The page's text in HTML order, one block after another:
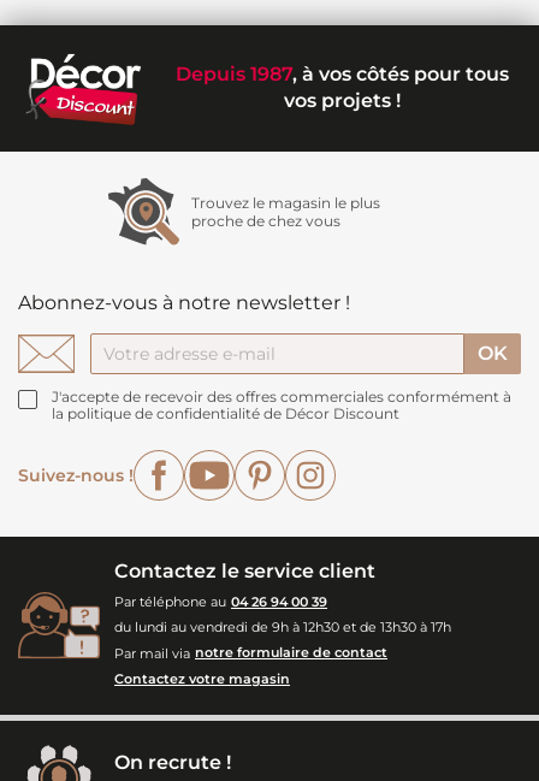
Depuis 1987, à vos côtés pour tous
vos projets !
Trouvez le magasin le plus
proche de chez vous
Abonnez-vous à notre newsletter !
J'accepte de recevoir des offres commerciales conformément à
la politique de confidentialité de Décor Discount
Suivez-nous !
FacebookYouTubePinterest
Contactez le service client
Par téléphone au 04 26 94 00 39
du lundi au vendredi de 9h à 12h30 et de 13h30 à 17h
Par mail via notre formulaire de contact
Contactez votre magasin
On recrute !